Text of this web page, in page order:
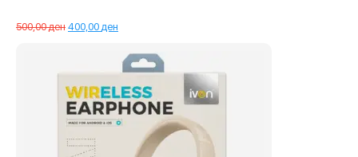
500,00денÇmimi
400,00ден
tanishëm
është:
400,00 ден.